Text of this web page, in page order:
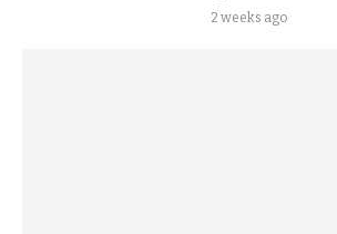
2 weeks ago